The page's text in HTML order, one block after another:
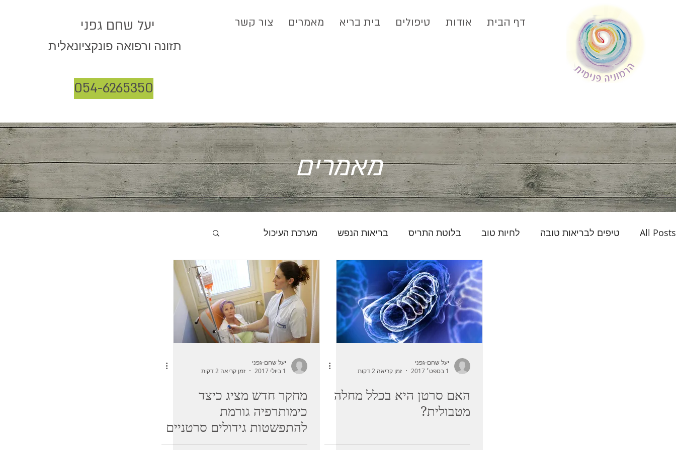
דף הבית אודות טיפולים בית בריא מאמרים צור קשר יעל שחם גפני
תזונה ורפואה פונקציונאלית
054-6265350
מאמרים
All Posts טיפים לבריאות טובה לחיות טוב בלוטת התריס בריאות הנפש מערכת העיכול
בית בריא רעלים וניקוי רעלים סרטן
יעל שחם-גפני
1 בספט׳ 2017
זמן קריאה 2 דקות
האם סרטן היא בכלל מחלה
מטבולית?
יעל שחם-גפני
1 ביולי 2017
זמן קריאה 2 דקות
מחקר חדש מציג כיצד
כימותרפיה גורמת
להתפשטות גידולים סרטניים